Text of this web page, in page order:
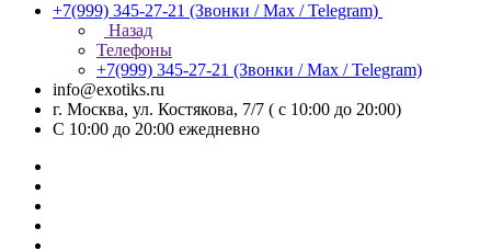
+7(999) 345-27-21 (Звонки / Max / Telegram)
Назад
Телефоны
+7(999) 345-27-21 (Звонки / Max / Telegram)
info@exotiks.ru
г. Москва, ул. Костякова, 7/7 ( с 10:00 до 20:00)
С 10:00 до 20:00 ежедневно